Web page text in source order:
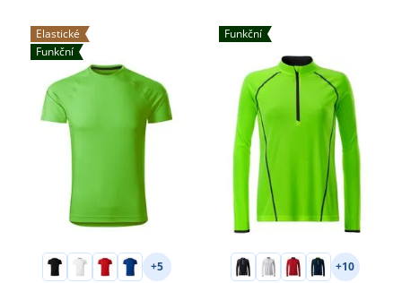
Elastické
Funkční
+5
Funkční
+10